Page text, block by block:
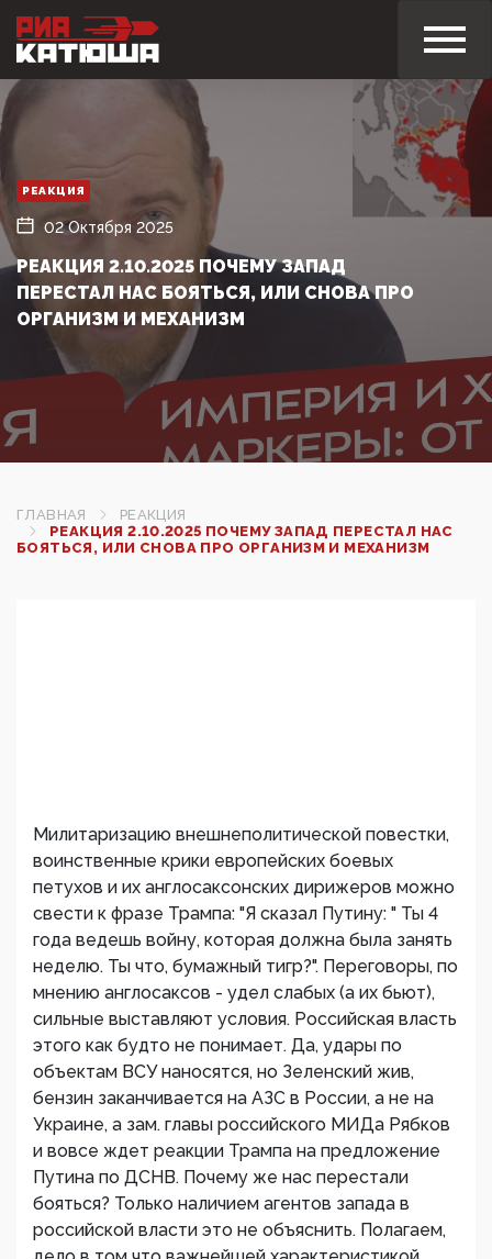
РЕАКЦИЯ
02 Октября 2025
РЕАКЦИЯ 2.10.2025 ПОЧЕМУ ЗАПАД
ПЕРЕСТАЛ НАС БОЯТЬСЯ, ИЛИ СНОВА ПРО
ОРГАНИЗМ И МЕХАНИЗМ
ГЛАВНАЯ
РЕАКЦИЯ
РЕАКЦИЯ 2.10.2025 ПОЧЕМУ ЗАПАД ПЕРЕСТАЛ НАС
БОЯТЬСЯ, ИЛИ СНОВА ПРО ОРГАНИЗМ И МЕХАНИЗМ
Милитаризацию внешнеполитической повестки,
воинственные крики европейских боевых
петухов и их англосаксонских дирижеров можно
свести к фразе Трампа: "Я сказал Путину: " Ты 4
года ведешь войну, которая должна была занять
неделю. Ты что, бумажный тигр?". Переговоры, по
мнению англосаксов - удел слабых (а их бьют),
сильные выставляют условия. Российская власть
этого как будто не понимает. Да, удары по
объектам ВСУ наносятся, но Зеленский жив,
бензин заканчивается на АЗС в России, а не на
Украине, а зам. главы российского МИДа Рябков
и вовсе ждет реакции Трампа на предложение
Путина по ДСНВ. Почему же нас перестали
бояться? Только наличием агентов запада в
российской власти это не объяснить. Полагаем,